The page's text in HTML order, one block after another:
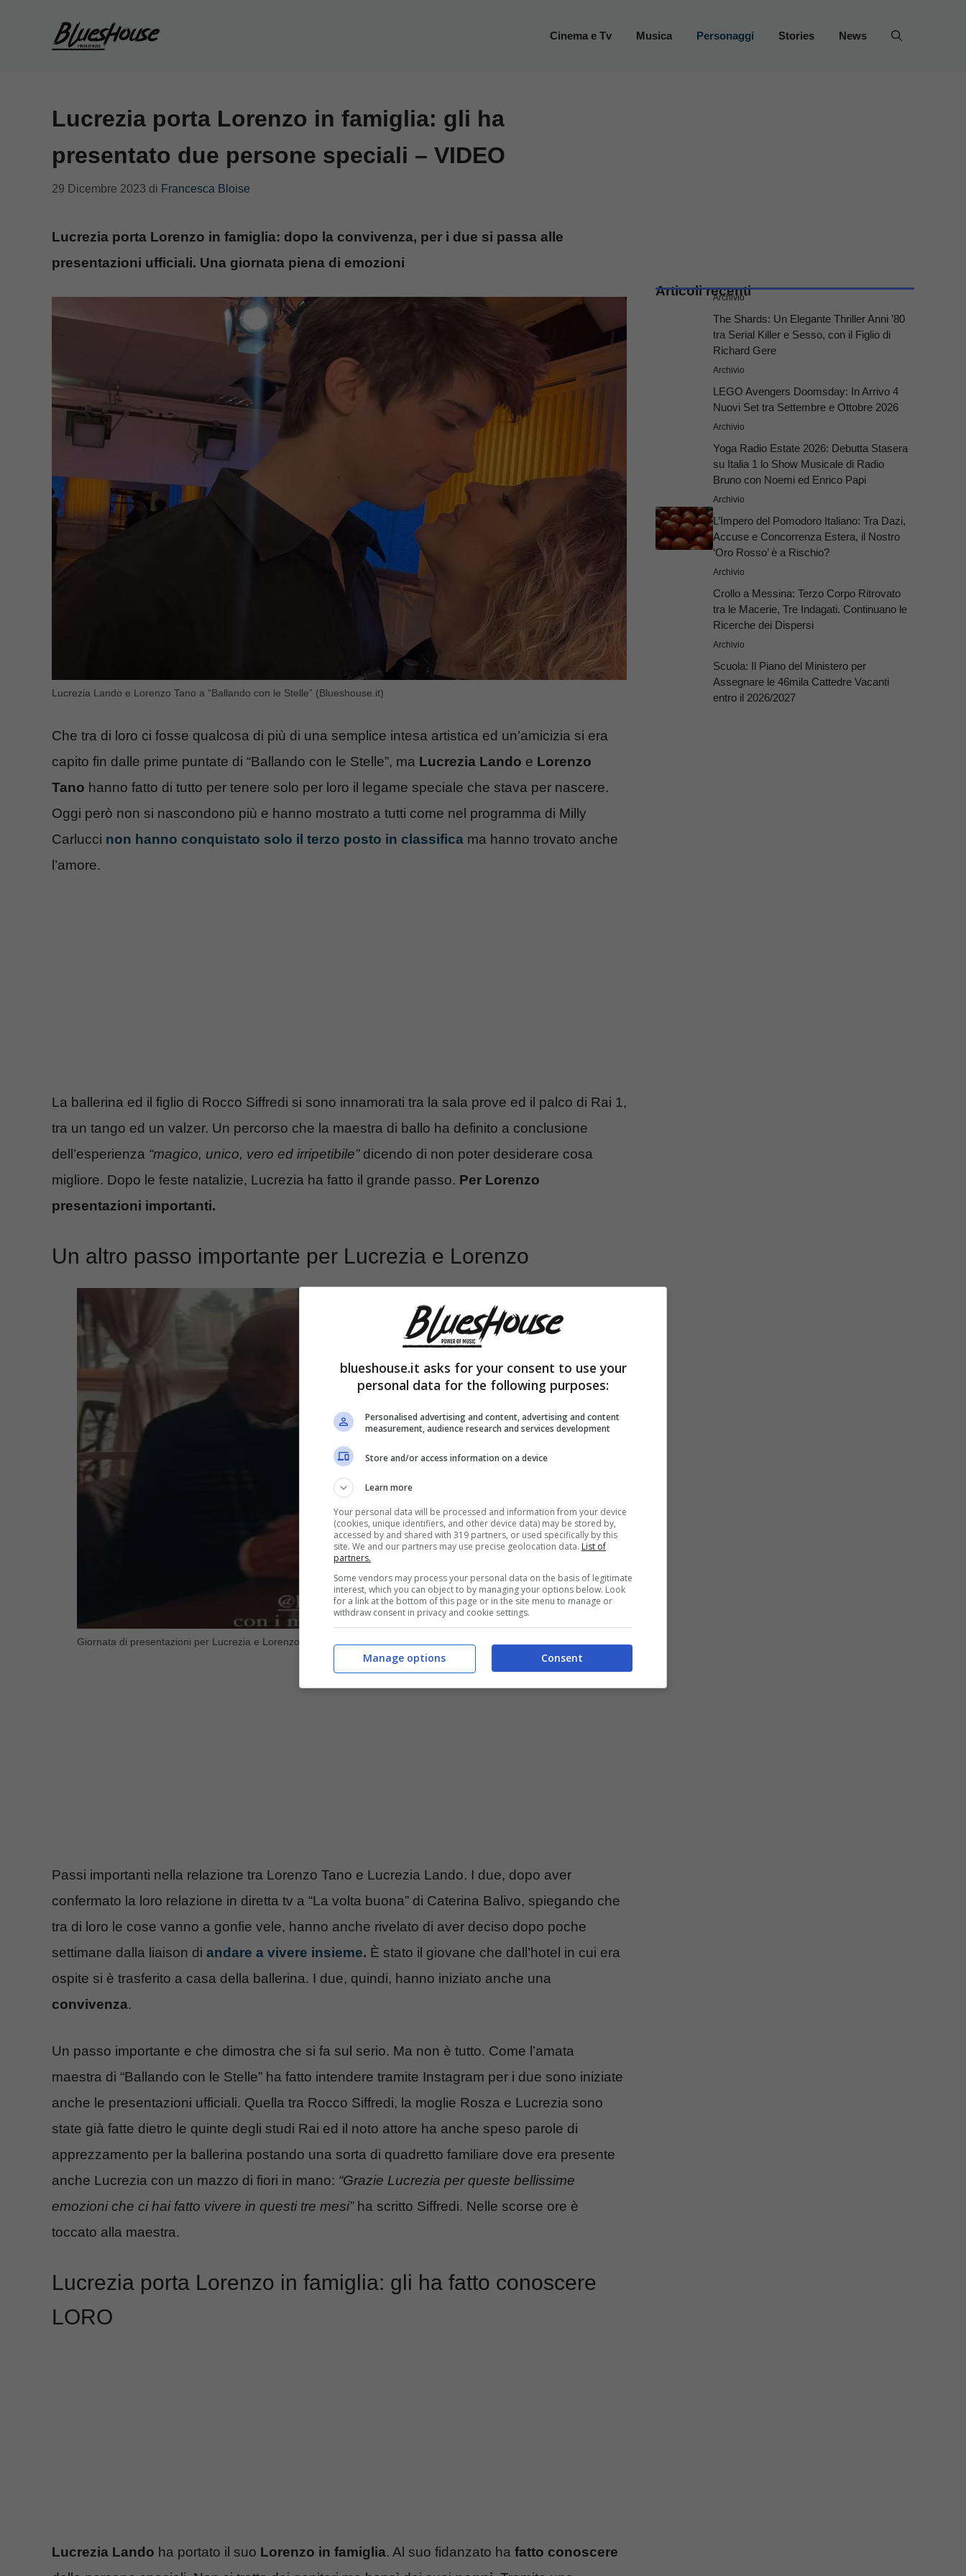
Cinema e Tv Musica Personaggi Stories News
Lucrezia porta Lorenzo in famiglia: gli ha
presentato due persone speciali – VIDEO
29 Dicembre 2023 di Francesca Bloise
Lucrezia porta Lorenzo in famiglia: dopo la convivenza, per i due si passa alle
presentazioni ufficiali. Una giornata piena di emozioni
Lucrezia Lando e Lorenzo Tano a “Ballando con le Stelle” (Blueshouse.it)
Che tra di loro ci fosse qualcosa di più di una semplice intesa artistica ed un’amicizia si era
capito fin dalle prime puntate di “Ballando con le Stelle”, ma Lucrezia Lando e Lorenzo
Tano hanno fatto di tutto per tenere solo per loro il legame speciale che stava per nascere.
Oggi però non si nascondono più e hanno mostrato a tutti come nel programma di Milly
Carlucci non hanno conquistato solo il terzo posto in classifica ma hanno trovato anche
l’amore.
La ballerina ed il figlio di Rocco Siffredi si sono innamorati tra la sala prove ed il palco di Rai 1,
tra un tango ed un valzer. Un percorso che la maestra di ballo ha definito a conclusione
dell’esperienza “magico, unico, vero ed irripetibile”dicendo di non poter desiderare cosa
migliore. Dopo le feste natalizie, Lucrezia ha fatto il grande passo. Per Lorenzo
presentazioni importanti.
Un altro passo importante per Lucrezia e Lorenzo
Giornata di presentazioni per Lucrezia e Lorenzo (Blueshouse.it)
Passi importanti nella relazione tra Lorenzo Tano e Lucrezia Lando. I due, dopo aver
confermato la loro relazione in diretta tv a “La volta buona” di Caterina Balivo, spiegando che
tra di loro le cose vanno a gonfie vele, hanno anche rivelato di aver deciso dopo poche
settimane dalla liaison di andare a vivere insieme. È stato il giovane che dall’hotel in cui era
ospite si è trasferito a casa della ballerina. I due, quindi, hanno iniziato anche una
convivenza.
Un passo importante e che dimostra che si fa sul serio. Ma non è tutto. Come l’amata
maestra di “Ballando con le Stelle” ha fatto intendere tramite Instagram per i due sono iniziate
anche le presentazioni ufficiali. Quella tra Rocco Siffredi, la moglie Rosza e Lucrezia sono
state già fatte dietro le quinte degli studi Rai ed il noto attore ha anche speso parole di
apprezzamento per la ballerina postando una sorta di quadretto familiare dove era presente
anche Lucrezia con un mazzo di fiori in mano: “Grazie Lucrezia per queste bellissime
emozioni che ci hai fatto vivere in questi tre mesi” ha scritto Siffredi. Nelle scorse ore è
toccato alla maestra.
Lucrezia porta Lorenzo in famiglia: gli ha fatto conoscere
LORO
Lucrezia Lando ha portato il suo Lorenzo in famiglia. Al suo fidanzato ha fatto conoscere
Articoli recenti
Archivio
The Shards: Un Elegante Thriller Anni ’80
tra Serial Killer e Sesso, con il Figlio di
Richard Gere
Archivio
LEGO Avengers Doomsday: In Arrivo 4
Nuovi Set tra Settembre e Ottobre 2026
Archivio
Yoga Radio Estate 2026: Debutta Stasera
su Italia 1 lo Show Musicale di Radio
Bruno con Noemi ed Enrico Papi
Archivio
L’Impero del Pomodoro Italiano: Tra Dazi,
Accuse e Concorrenza Estera, il Nostro
‘Oro Rosso’ è a Rischio?
Archivio
Crollo a Messina: Terzo Corpo Ritrovato
tra le Macerie, Tre Indagati. Continuano le
Ricerche dei Dispersi
Archivio
Scuola: Il Piano del Ministero per
Assegnare le 46mila Cattedre Vacanti
entro il 2026/2027
blueshouse.it asks for your consent to use your
personal data for the following purposes:
Personalised advertising and content, advertising and content
measurement, audience research and services development
Store and/or access information on a device
Learn more
Your personal data will be processed and information from your device
(cookies, unique identifiers, and other device data) may be stored by,
accessed by and shared with 319 partners, or used specifically by this
site. We and our partners may use precise geolocation data. List of
partners.
Some vendors may process your personal data on the basis of legitimate
interest, which you can object to by managing your options below. Look
for a link at the bottom of this page or in the site menu to manage or
withdraw consent in privacy and cookie settings.
Consent
Manage options